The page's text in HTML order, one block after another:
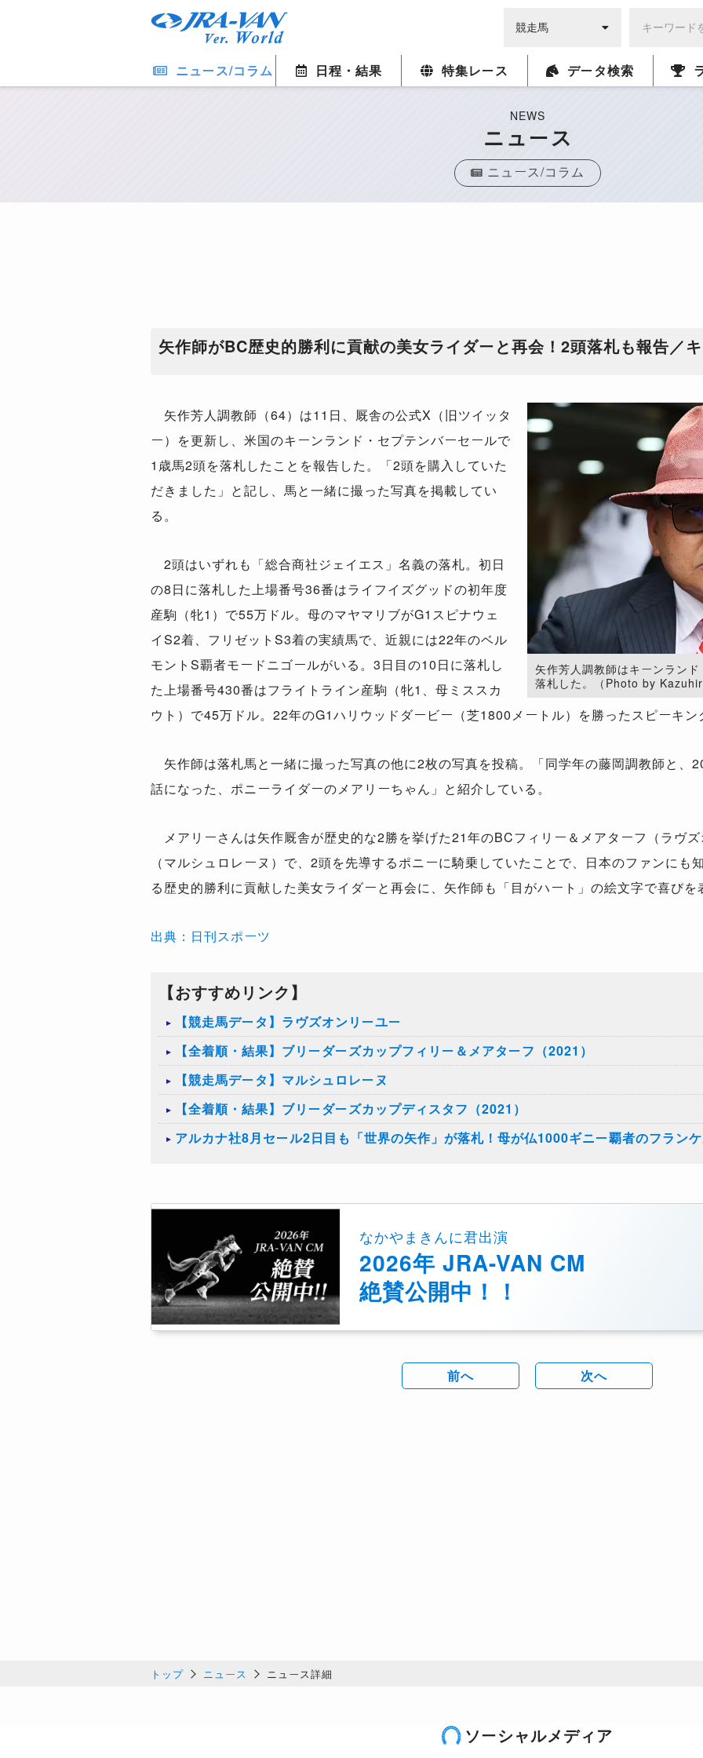
ニュース/コラム 日程・結果 特集レース データ検索
NEWS
ニュース
ニュース/コラム
矢作師がBC歴史的勝利に貢献の美女ライダーと再会！2頭落札も報告／
矢作芳人調教師はキーンラン
落札した。（Photo by
矢作芳人調教師（64）は11日、厩舎の公式X（旧ツイッタ
ー）を更新し、米国のキーンランド・セプテンバーセールで
1歳馬2頭を落札したことを報告した。「2頭を購入していた
だきました」と記し、馬と一緒に撮った写真を掲載してい
る。
2頭はいずれも「総合商社ジェイエス」名義の落札。初日
の8日に落札した上場番号36番はライフイズグッドの初年度
産駒（牝1）で55万ドル。母のマヤマリブがG1スピナウェ
イS2着、フリゼットS3着の実績馬で、近親には22年のベル
モントS覇者モードニゴールがいる。3日目の10日に落札し
た上場番号430番はフライトライン産駒（牝1、母ミススカ
ウト）で45万ドル。22年のG1ハリウッドダービー（芝1800メートル）を勝ったスピーキ
矢作師は落札馬と一緒に撮った写真の他に2枚の写真を投稿。「同学年の藤岡調教師と、
話になった、ポニーライダーのメアリーちゃん」と紹介している。
メアリーさんは矢作厩舎が歴史的な2勝を挙げた21年のBCフィリー＆メアターフ（ラヴ
（マルシュロレーヌ）で、2頭を先導するポニーに騎乗していたことで、日本のファンにも
る歴史的勝利に貢献した美女ライダーと再会に、矢作師も「目がハート」の絵文字で喜びを
出典：日刊スポーツ
【おすすめリンク】
【競走馬データ】ラヴズオンリーユー
【全着順・結果】ブリーダーズカップフィリー＆メアターフ（2021）
【競走馬データ】マルシュロレーヌ
【全着順・結果】ブリーダーズカップディスタフ（2021）
アルカナ社8月セール2日目も「世界の矢作」が落札！母が仏1000ギニー覇者のフラン
なかやまきんに君出演
2026年 JRA-VAN CM
絶賛公開中！！
前へ 次へ
トップ ニュース ニュース詳細
ソーシャルメディア